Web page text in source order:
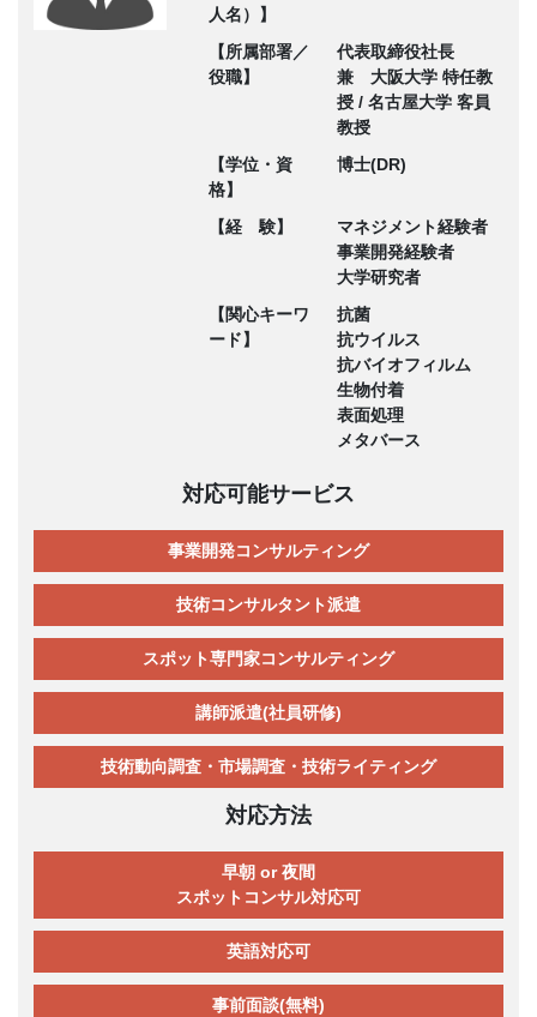
人名）】
【所属部署／
役職】
代表取締役社長
兼 大阪大学 特任教
授 / 名古屋大学 客員
教授
【学位・資
格】
博士(DR)
【経 験】
マネジメント経験者
事業開発経験者
大学研究者
【関心キーワ
ード】
抗菌
抗ウイルス
抗バイオフィルム
生物付着
表面処理
メタバース
対応可能サービス
事業開発コンサルティング
技術コンサルタント派遣
スポット専門家コンサルティング
講師派遣(社員研修)
技術動向調査・市場調査・技術ライティング
対応方法
早朝 or 夜間
スポットコンサル対応可
英語対応可
事前面談(無料)